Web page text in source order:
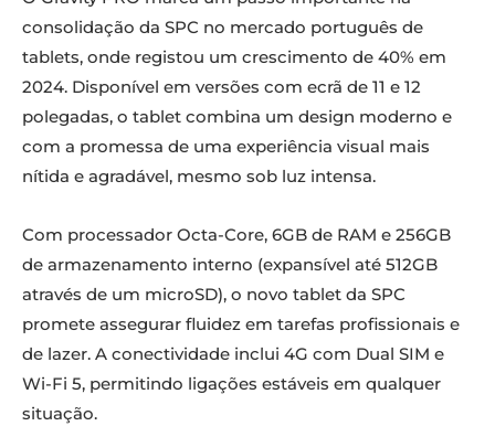
consolidação da SPC no mercado português de
tablets, onde registou um crescimento de 40% em
2024. Disponível em versões com ecrã de 11 e 12
polegadas, o tablet combina um design moderno e
com a promessa de uma experiência visual mais
nítida e agradável, mesmo sob luz intensa.
Com processador Octa-Core, 6GB de RAM e 256GB
de armazenamento interno (expansível até 512GB
através de um microSD), o novo tablet da SPC
promete assegurar fluidez em tarefas profissionais e
de lazer. A conectividade inclui 4G com Dual SIM e
Wi-Fi 5, permitindo ligações estáveis em qualquer
situação.